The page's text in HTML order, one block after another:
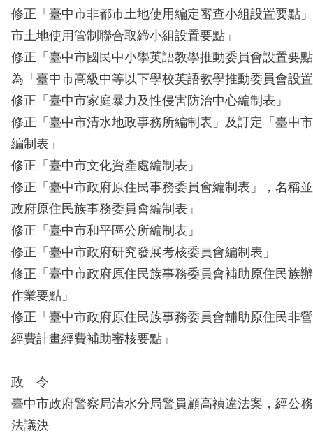
修正「臺中市非都市土地使用編定審查小組設置要點
市土地使用管制聯合取締小組設置要點」
修正「臺中市國民中小學英語教學推動委員會設置要
為「臺中市高級中等以下學校英語教學推動委員會設
修正「臺中市家庭暴力及性侵害防治中心編制表」
修正「臺中市清水地政事務所編制表」及訂定「臺中
編制表」
修正「臺中市文化資產處編制表」
修正「臺中市政府原住民事務委員會編制表」，名稱
政府原住民族事務委員會編制表」
修正「臺中市和平區公所編制表」
修正「臺中市政府研究發展考核委員會編制表」
修正「臺中市政府原住民族事務委員會補助原住民族
作業要點」
修正「臺中市政府原住民族事務委員會輔助原住民非
經費計畫經費補助審核要點」
政 令
臺中市政府警察局清水分局警員顧高禎違法案，經公
法議決